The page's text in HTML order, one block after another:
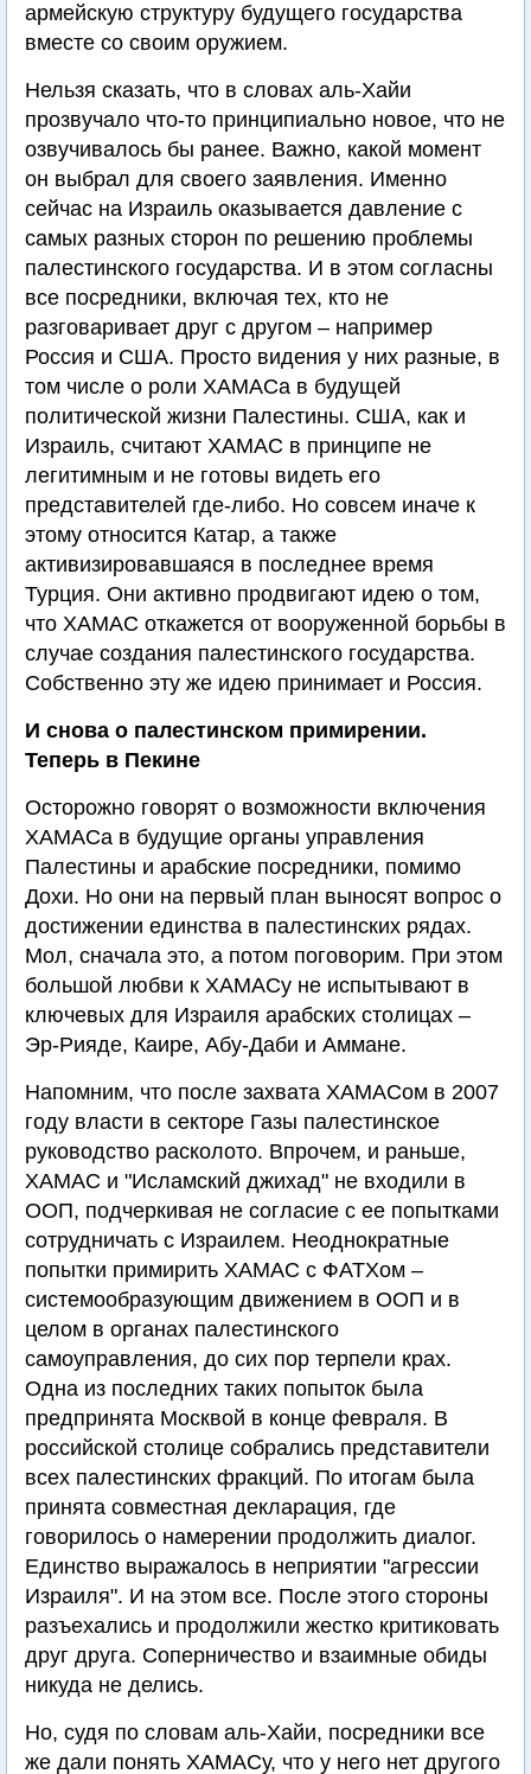
армейскую структуру будущего государства
вместе со своим оружием.
Нельзя сказать, что в словах аль-Хайи
прозвучало что-то принципиально новое, что не
озвучивалось бы ранее. Важно, какой момент
он выбрал для своего заявления. Именно
сейчас на Израиль оказывается давление с
самых разных сторон по решению проблемы
палестинского государства. И в этом согласны
все посредники, включая тех, кто не
разговаривает друг с другом – например
Россия и США. Просто видения у них разные, в
том числе о роли ХАМАСа в будущей
политической жизни Палестины. США, как и
Израиль, считают ХАМАС в принципе не
легитимным и не готовы видеть его
представителей где-либо. Но совсем иначе к
этому относится Катар, а также
активизировавшаяся в последнее время
Турция. Они активно продвигают идею о том,
что ХАМАС откажется от вооруженной борьбы в
случае создания палестинского государства.
Собственно эту же идею принимает и Россия.
И снова о палестинском примирении.
Теперь в Пекине
Осторожно говорят о возможности включения
ХАМАСа в будущие органы управления
Палестины и арабские посредники, помимо
Дохи. Но они на первый план выносят вопрос о
достижении единства в палестинских рядах.
Мол, сначала это, а потом поговорим. При этом
большой любви к ХАМАСу не испытывают в
ключевых для Израиля арабских столицах –
Эр-Рияде, Каире, Абу-Даби и Аммане.
Напомним, что после захвата ХАМАСом в 2007
году власти в секторе Газы палестинское
руководство расколото. Впрочем, и раньше,
ХАМАС и "Исламский джихад" не входили в
ООП, подчеркивая не согласие с ее попытками
сотрудничать с Израилем. Неоднократные
попытки примирить ХАМАС с ФАТХом –
системообразующим движением в ООП и в
целом в органах палестинского
самоуправления, до сих пор терпели крах.
Одна из последних таких попыток была
предпринята Москвой в конце февраля. В
российской столице собрались представители
всех палестинских фракций. По итогам была
принята совместная декларация, где
говорилось о намерении продолжить диалог.
Единство выражалось в неприятии "агрессии
Израиля". И на этом все. После этого стороны
разъехались и продолжили жестко критиковать
друг друга. Соперничество и взаимные обиды
никуда не делись.
Но, судя по словам аль-Хайи, посредники все
же дали понять ХАМАСу, что у него нет другого